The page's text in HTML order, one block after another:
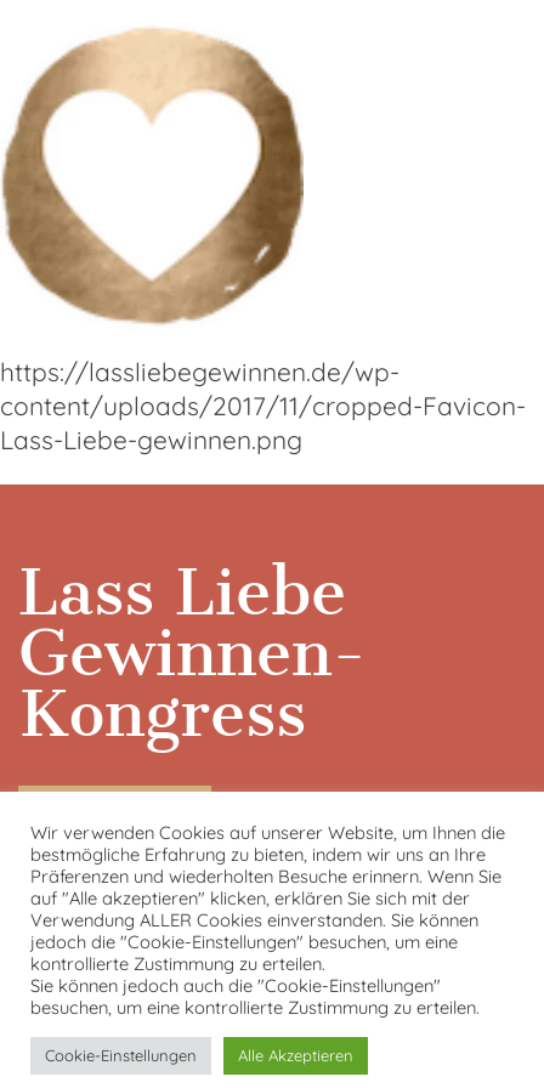
https://lassliebegewinnen.de/wp-
content/uploads/2017/11/cropped-Favicon-
Lass-Liebe-gewinnen.png
Lass Liebe
Gewinnen-
Kongress
10.03.-16.03.2025
Lass Liebe Gewinnen-Online
Kongress-Startseite
Kongresspaket
Kontakt
Datenschutzerklärung
Impressum
Wir verwenden Cookies auf unserer Website, um Ihnen die
bestmögliche Erfahrung zu bieten, indem wir uns an Ihre
Präferenzen und wiederholten Besuche erinnern. Wenn Sie
auf "Alle akzeptieren" klicken, erklären Sie sich mit der
Verwendung ALLER Cookies einverstanden. Sie können
jedoch die "Cookie-Einstellungen" besuchen, um eine
kontrollierte Zustimmung zu erteilen.
Sie können jedoch auch die "Cookie-Einstellungen"
besuchen, um eine kontrollierte Zustimmung zu erteilen.
Cookie-Einstellungen Alle Akzeptieren